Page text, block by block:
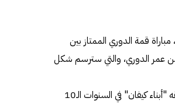
قمة الدوري الممتاز بين
الأسبوع الـ17 وقبل الأخير من عمر الدوري، والتي سترسم شكل
ويسعى "الأبيض" إلى تحقيق الفوز، والمحافظة على اللقب الذي حققه "أبناء كيفان" في السنوات الـ10